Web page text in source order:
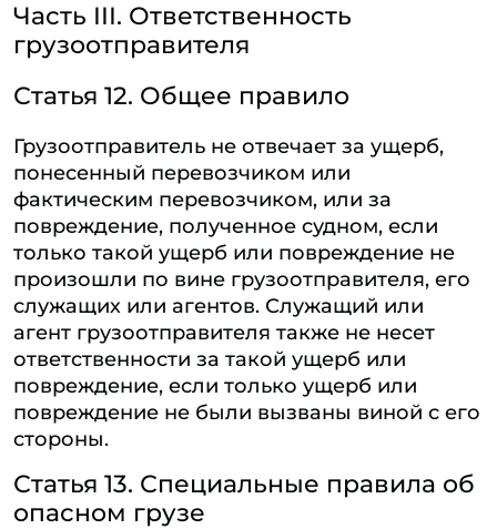
Часть III. Ответственность
грузоотправителя
Статья 12. Общее правило
Грузоотправитель не отвечает за ущерб,
понесенный перевозчиком или
фактическим перевозчиком, или за
повреждение, полученное судном, если
только такой ущерб или повреждение не
произошли по вине грузоотправителя, его
служащих или агентов. Служащий или
агент грузоотправителя также не несет
ответственности за такой ущерб или
повреждение, если только ущерб или
повреждение не были вызваны виной с его
стороны.
Статья 13. Специальные правила об
опасном грузе